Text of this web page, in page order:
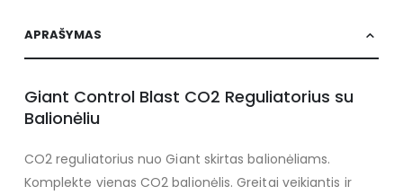
APRAŠYMAS
Giant Control Blast CO2 Reguliatorius su
Balionėliu
CO2 reguliatorius nuo Giant skirtas balionėliams.
Komplekte vienas CO2 balionėlis. Greitai veikiantis ir